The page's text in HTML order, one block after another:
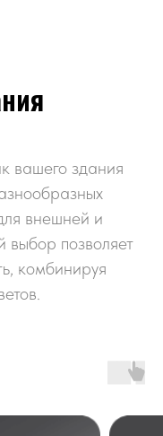
вашего здания
внешней и
выбор позволяет
комбинируя